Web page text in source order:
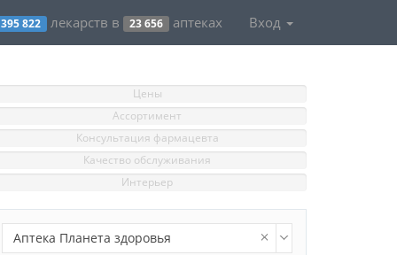
395 822 лекарств в 23 656 аптеках Вход
Цены
Ассортимент
Консультация фармацевта
Качество обслуживания
Интерьер
Аптека Планета здоровья